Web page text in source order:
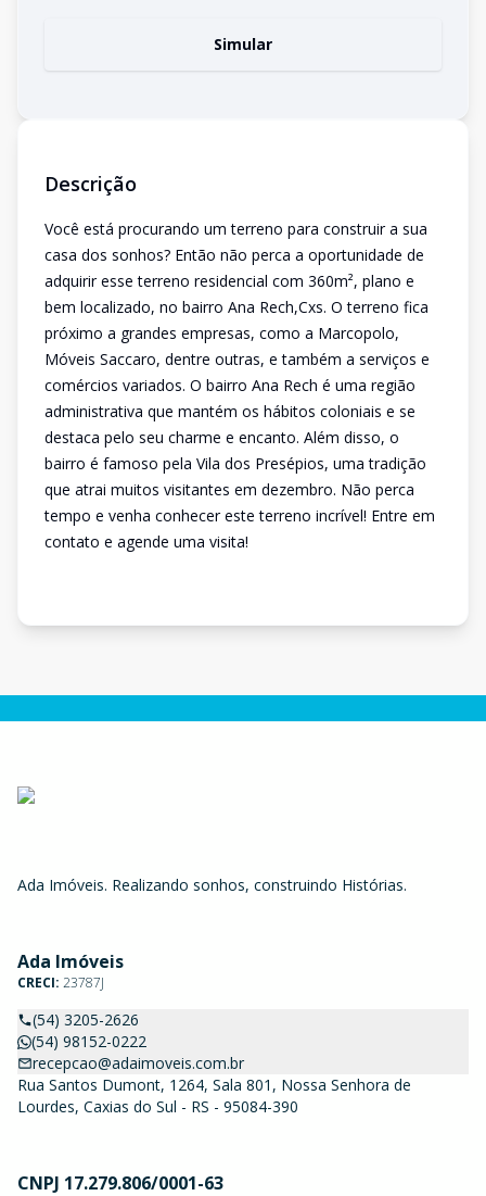
Simular
Descrição
Você está procurando um terreno para construir a sua
casa dos sonhos? Então não perca a oportunidade de
adquirir esse terreno residencial com 360m², plano e
bem localizado, no bairro Ana Rech,Cxs. O terreno fica
próximo a grandes empresas, como a Marcopolo,
Móveis Saccaro, dentre outras, e também a serviços e
comércios variados. O bairro Ana Rech é uma região
administrativa que mantém os hábitos coloniais e se
destaca pelo seu charme e encanto. Além disso, o
bairro é famoso pela Vila dos Presépios, uma tradição
que atrai muitos visitantes em dezembro. Não perca
tempo e venha conhecer este terreno incrível! Entre em
contato e agende uma visita!
Ada Imóveis. Realizando sonhos, construindo Histórias.
Ada Imóveis
CRECI: 23787J
(54) 3205-2626
(54) 98152-0222
recepcao@adaimoveis.com.br
Rua Santos Dumont, 1264, Sala 801, Nossa Senhora de
Lourdes, Caxias do Sul - RS - 95084-390
CNPJ 17.279.806/0001-63